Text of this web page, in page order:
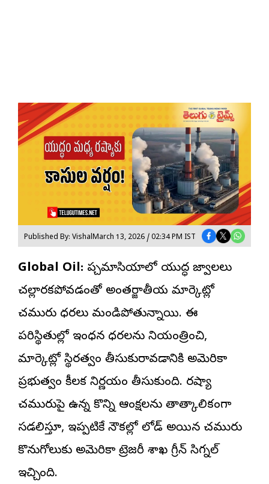
Published By: VishalMarch 13, 2026 / 02:34 PM IST
Global Oil: పశ్చిమాసియాలో యుద్ధ జ్వాలలు
చల్లారకపోవడంతో అంతర్జాతీయ మార్కెట్లో
చమురు ధరలు మండిపోతున్నాయి. ఈ
పరిస్థితుల్లో ఇంధన ధరలను నియంత్రించి,
మార్కెట్లో స్థిరత్వం తీసుకురావడానికి అమెరికా
ప్రభుత్వం కీలక నిర్ణయం తీసుకుంది. రష్యా
చమురుపై ఉన్న కొన్ని ఆంక్షలను తాత్కాలికంగా
సడలిస్తూ, ఇప్పటికే నౌకల్లో లోడ్ అయిన చమురు
కొనుగోలుకు అమెరికా ట్రెజరీ శాఖ గ్రీన్ సిగ్నల్
ఇచ్చింది.